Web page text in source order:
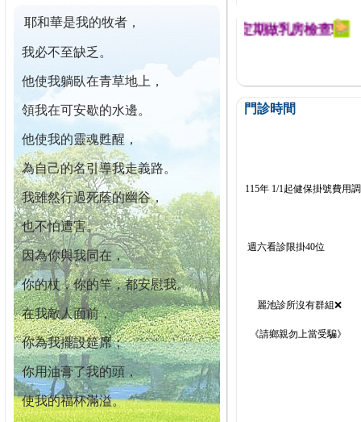
耶和華是我的牧者，
我必不至缺乏。
他使我躺臥在青草地上，
領我在可安歇的水邊。
他使我的靈魂甦醒，
為自己的名引導我走義路。
我雖然行過死蔭的幽谷，
也不怕遭害。
因為你與我同在，
你的杖，你的竿，都安慰我。
在我敵人面前，
你為我擺設筵席；
你用油膏了我的頭，
使我的福杯滿溢。
迄今已篩檢出1700位乳癌患者,提醒您定期做乳房檢查!
門診時間
115年 1/1起健保掛號費用
週六看診限掛40位
麗池診所沒有群組❌
《請鄉親勿上當受騙》